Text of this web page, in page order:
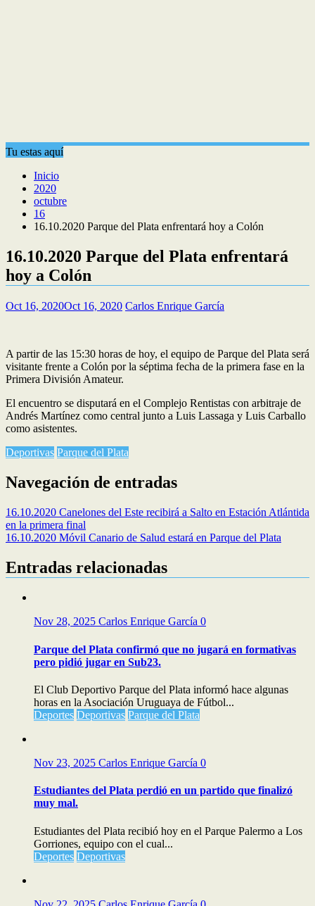
Tu estas aquí
Inicio
2020
octubre
16
16.10.2020 Parque del Plata enfrentará hoy a Colón
16.10.2020 Parque del Plata enfrentará
hoy a Colón
Oct 16, 2020Oct 16, 2020 Carlos Enrique García
A partir de las 15:30 horas de hoy, el equipo de Parque del Plata será
visitante frente a Colón por la séptima fecha de la primera fase en la
Primera División Amateur.
El encuentro se disputará en el Complejo Rentistas con arbitraje de
Andrés Martínez como central junto a Luis Lassaga y Luis Carballo
como asistentes.
Deportivas Parque del Plata
Navegación de entradas
16.10.2020 Canelones del Este recibirá a Salto en Estación Atlántida
en la primera final
16.10.2020 Móvil Canario de Salud estará en Parque del Plata
Entradas relacionadas
Nov 28, 2025 Carlos Enrique García 0
Parque del Plata confirmó que no jugará en formativas
pero pidió jugar en Sub23.
El Club Deportivo Parque del Plata informó hace algunas
horas en la Asociación Uruguaya de Fútbol...
Deportes Deportivas Parque del Plata
Nov 23, 2025 Carlos Enrique García 0
Estudiantes del Plata perdió en un partido que finalizó
muy mal.
Estudiantes del Plata recibió hoy en el Parque Palermo a Los
Gorriones, equipo con el cual...
Deportes Deportivas